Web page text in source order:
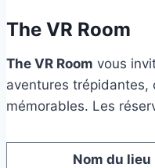
The VR Room
The VR Room vous
aventures trépidantes,
mémorables. Les
Nom du lieu